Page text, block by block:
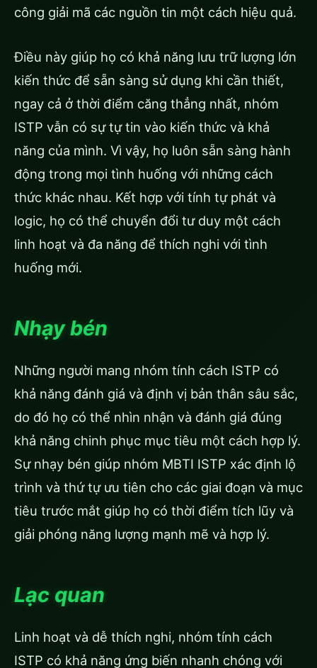
công giải mã các nguồn tin một cách hiệu quả.
Điều này giúp họ có khả năng lưu trữ lượng lớn
kiến thức để sẵn sàng sử dụng khi cần thiết,
ngay cả ở thời điểm căng thẳng nhất, nhóm
ISTP vẫn có sự tự tin vào kiến ​​thức và khả
năng của mình. Vì vậy, họ luôn sẵn sàng hành
động trong mọi tình huống với những cách
thức khác nhau. Kết hợp với tính tự phát và
logic, họ có thể chuyển đổi tư duy một cách
linh hoạt và đa năng để thích nghi với tình
huống mới.
Nhạy bén
Những người mang nhóm tính cách ISTP có
khả năng đánh giá và định vị bản thân sâu sắc,
do đó họ có thể nhìn nhận và đánh giá đúng
khả năng chinh phục mục tiêu một cách hợp lý.
Sự nhạy bén giúp nhóm MBTI ISTP xác định lộ
trình và thứ tự ưu tiên cho các giai đoạn và mục
tiêu trước mắt giúp họ có thời điểm tích lũy và
giải phóng năng lượng mạnh mẽ và hợp lý.
Lạc quan
Linh hoạt và dễ thích nghi, nhóm tính cách
ISTP có khả năng ứng biến nhanh chóng với